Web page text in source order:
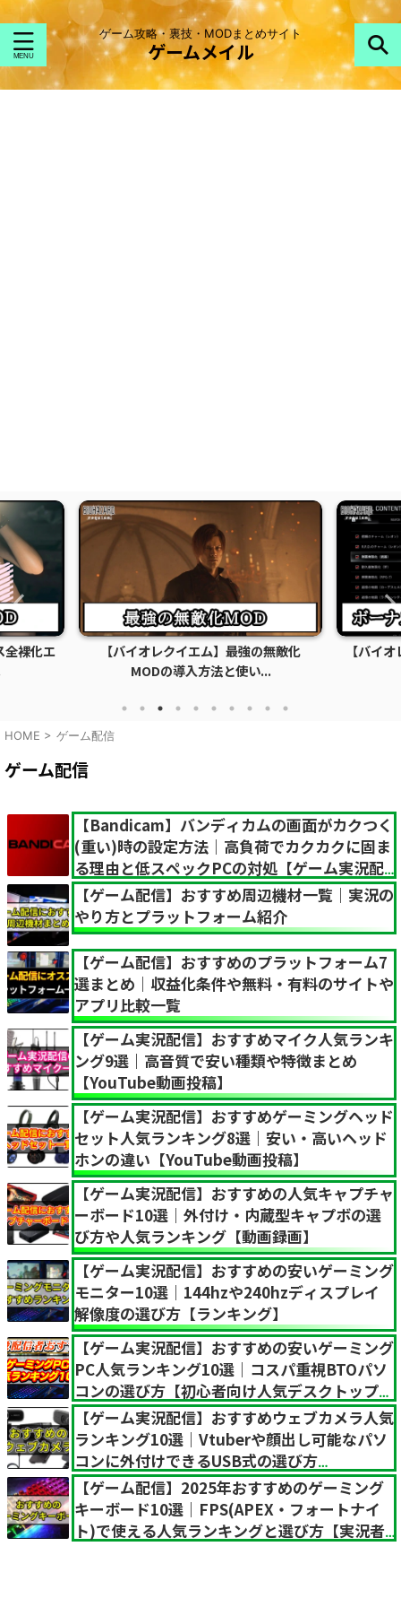
ゲーム攻略・裏技・MODまとめサイト
ゲームメイル
裸化エ
【バイオレクイエム】最強の無敵化
MODの導入方法と使い...
【バイオ
HOME > ゲーム配信
ゲーム配信
【Bandicam】バンディカムの画面がカクつく
(重い)時の設定方法｜高負荷でカクカクに固ま
る理由と低スペックPCの対処【ゲーム実況配
信】
【ゲーム配信】おすすめ周辺機材一覧｜実況の
やり方とプラットフォーム紹介
【ゲーム配信】おすすめのプラットフォーム7
選まとめ｜収益化条件や無料・有料のサイトや
アプリ比較一覧
【ゲーム実況配信】おすすめマイク人気ランキ
ング9選｜高音質で安い種類や特徴まとめ
【YouTube動画投稿】
【ゲーム実況配信】おすすめゲーミングヘッド
セット人気ランキング8選｜安い・高いヘッド
ホンの違い【YouTube動画投稿】
【ゲーム実況配信】おすすめの人気キャプチャ
ーボード10選｜外付け・内蔵型キャプボの選
び方や人気ランキング【動画録画】
【ゲーム実況配信】おすすめの安いゲーミング
モニター10選｜144hzや240hzディスプレイ
解像度の選び方【ランキング】
【ゲーム実況配信】おすすめの安いゲーミング
PC人気ランキング10選｜コスパ重視BTOパソ
コンの選び方【初心者向け人気デスクトップ
型】
【ゲーム実況配信】おすすめウェブカメラ人気
ランキング10選｜Vtuberや顔出し可能なパソ
コンに外付けできるUSB式の選び方
【YouTube動画】
【ゲーム配信】2025年おすすめのゲーミング
キーボード10選｜FPS(APEX・フォートナイ
ト)で使える人気ランキングと選び方【実況者